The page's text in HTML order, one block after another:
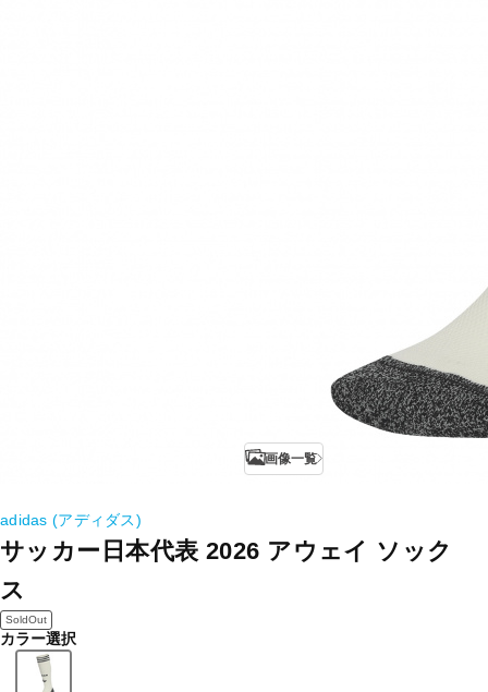
画像一覧
adidas (アディダス)
サッカー日本代表 2026 アウェイ ソック
ス
SoldOut
カラー選択